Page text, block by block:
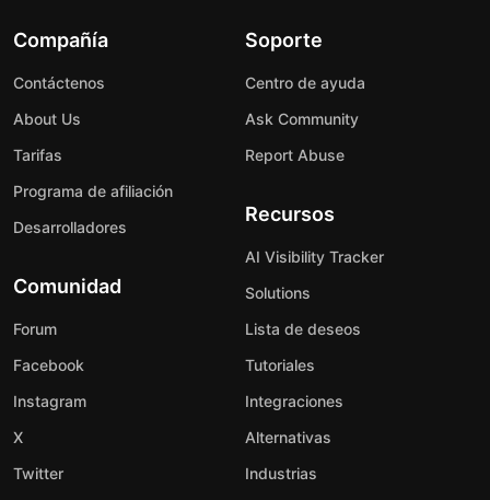
Compañía
Contáctenos
About Us
Tarifas
Programa de afiliación
Desarrolladores
Comunidad
Forum
Facebook
Instagram
X
Twitter
Soporte
Centro de ayuda
Ask Community
Report Abuse
Recursos
AI Visibility Tracker
Solutions
Lista de deseos
Tutoriales
Integraciones
Alternativas
Industrias